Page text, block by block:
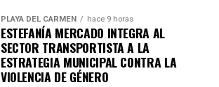
PLAYA DEL CARMEN hace 9 horas
ESTEFANÍA MERCADO INTEGRA AL
SECTOR TRANSPORTISTA A LA
ESTRATEGIA MUNICIPAL CONTRA LA
VIOLENCIA DE GÉNERO